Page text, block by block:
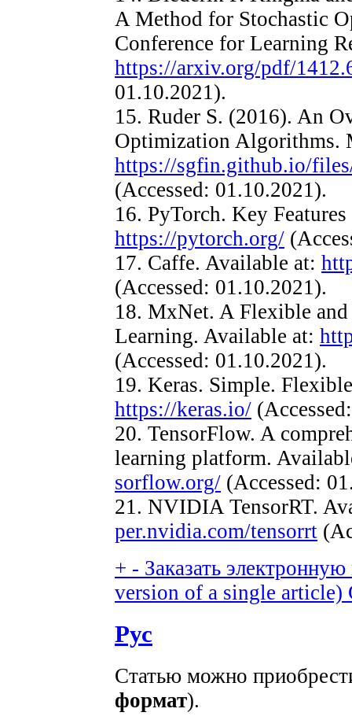
A Method for Stochastic
Conference for Learning
https://arxiv.org/pdf/
01.10.2021).
15. Ruder S. (2016). An
Optimization Algorithms.
https://sgfin.github.io/
(Accessed: 01.10.2021).
16. PyTorch. Key
https://pytorch.org/
17. Caffe. Available at:
(Accessed: 01.10.2021).
18. MxNet. A Flexible
Learning. Available at:
(Accessed: 01.10.2021).
19. Keras. Simple.
https://keras.io/
20. TensorFlow. A
learning platform.
sorflow.org/ (Accessed:
21. NVIDIA TensorRT.
per.nvidia.com/tensorrt
+ - Заказать
version of a single article)
Рус
Статью можно
формат).